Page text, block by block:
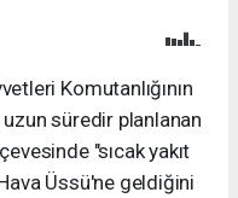
Komutanlığının
uzun süredir planlanan
"sıcak yakıt
Üssü'ne geldiğini